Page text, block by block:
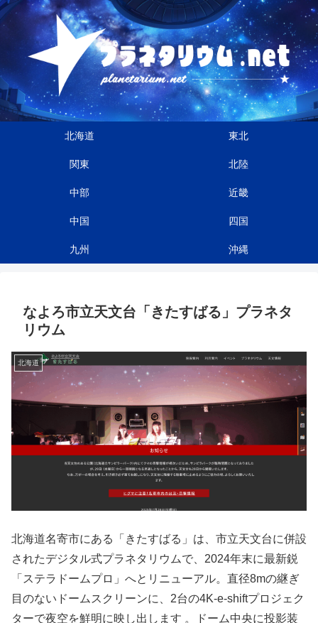
北海道 東北
関東 北陸
中部 近畿
中国 四国
九州 沖縄
なよろ市立天文台「きたすばる」プラネタ
リウム
北海道
北海道名寄市にある「きたすばる」は、市立天文台に併設
されたデジタル式プラネタリウムで、2024年末に最新鋭
「ステラドームプロ」へとリニューアル。直径8mの継ぎ
目のないドームスクリーンに、2台の4K‑e-shiftプロジェク
ターで夜空を鮮明に映し出します 。ドーム中央に投影装